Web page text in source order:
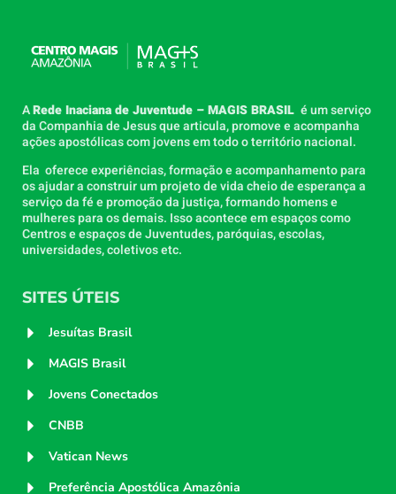
ARede Inaciana de Juventude – MAGIS BRASIL é um serviço
da Companhia de Jesus que articula, promove e acompanha
ações apostólicas com jovens em todo o território nacional.
Ela oferece experiências, formação e acompanhamento para
os ajudar a construir um projeto de vida cheio de esperança a
serviço da fé e promoção da justiça, formando homens e
mulheres para os demais. Isso acontece em espaços como
Centros e espaços de Juventudes, paróquias, escolas,
universidades, coletivos etc.
SITES ÚTEIS
Jesuítas Brasil
MAGIS Brasil
Jovens Conectados
CNBB
Vatican News
Preferência Apostólica Amazônia